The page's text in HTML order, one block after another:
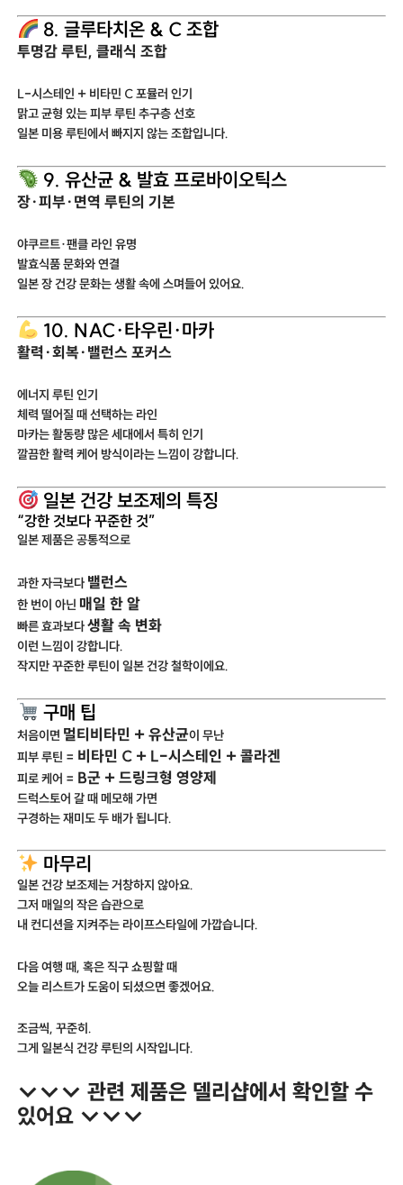
8. 글루타치온 & C 조합
투명감 루틴, 클래식 조합
L-시스테인 + 비타민 C 포뮬러 인기
맑고 균형 있는 피부 루틴 추구층 선호
일본 미용 루틴에서 빠지지 않는 조합입니다.
9. 유산균 & 발효 프로바이오틱스
장·피부·면역 루틴의 기본
야쿠르트·팬클 라인 유명
발효식품 문화와 연결
일본 장 건강 문화는 생활 속에 스며들어 있어요.
10. NAC·타우린·마카
활력·회복·밸런스 포커스
에너지 루틴 인기
체력 떨어질 때 선택하는 라인
마카는 활동량 많은 세대에서 특히 인기
깔끔한 활력 케어 방식이라는 느낌이 강합니다.
일본 건강 보조제의 특징
“강한 것보다 꾸준한 것”
일본 제품은 공통적으로
과한 자극보다 밸런스
한 번이 아닌 매일 한 알
빠른 효과보다생활 속 변화
이런 느낌이 강합니다.
작지만 꾸준한 루틴이 일본 건강 철학이에요.
구매 팁
처음이면 멀티비타민 + 유산균이 무난
피부 루틴 = 비타민 C + L-시스테인 + 콜라겐
피로 케어 = B군 + 드링크형 영양제
드럭스토어 갈 때 메모해 가면
구경하는 재미도 두 배가 됩니다.
마무리
일본 건강 보조제는 거창하지 않아요.
그저 매일의 작은 습관으로
내 컨디션을 지켜주는 라이프스타일에 가깝습니다.
다음 여행 때, 혹은 직구 쇼핑할 때
오늘 리스트가 도움이 되셨으면 좋겠어요.
조금씩, 꾸준히.
그게 일본식 건강 루틴의 시작입니다.
↓↓↓ 관련 제품은 델리샵에서 확인할 수
있어요 ↓↓↓